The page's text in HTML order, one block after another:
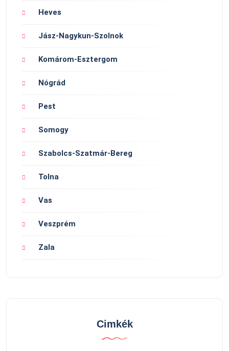
Heves
Jász-Nagykun-Szolnok
Komárom-Esztergom
Nógrád
Pest
Somogy
Szabolcs-Szatmár-Bereg
Tolna
Vas
Veszprém
Zala
Cimkék